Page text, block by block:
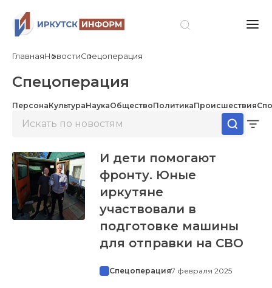
ГлавнаяНовостиСпецоперация
Спецоперация
ПерсонаКультураНаукаОбществоПолитикаПроисшествия
И дети помогают
фронту. Юные
иркутяне
участвовали в
подготовке машины
для отправки на СВО
Спецоперация7 февраля 2025